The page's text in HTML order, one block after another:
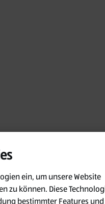
ein, um unsere Website
zu können. Diese
bestimmter Features und